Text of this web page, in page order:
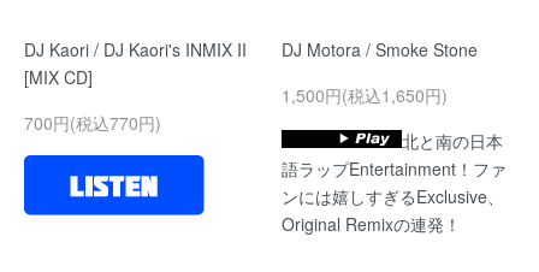
DJ Kaori / DJ Kaori's INMIX II
[MIX CD]
700円(税込770円)
DJ Motora / Smoke Stone
1,500円(税込1,650円)
北と南の日本
語ラップEntertainment！ファ
ンには嬉しすぎるExclusive、
Original Remixの連発！